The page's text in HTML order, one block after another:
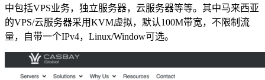
中包括VPS业务，独立服务器，云服务器等等。其中马来西亚
的VPS/云服务器采用KVM虚拟，默认100M带宽，不限制流
量，自带一个IPv4，Linux/Window可选。